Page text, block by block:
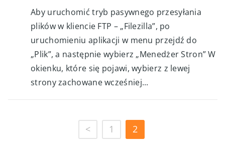
Aby uruchomić tryb pasywnego przesyłania
plików w kliencie FTP – „Filezilla”, po
uruchomieniu aplikacji w menu przejdź do
„Plik”, a następnie wybierz „Menedżer Stron” W
okienku, które się pojawi, wybierz z lewej
strony zachowane wcześniej...
< 1 2